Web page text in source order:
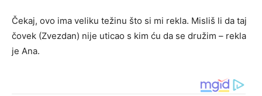
Čekaj, ovo ima veliku težinu što si mi rekla. Misliš li da taj
čovek (Zvezdan) nije uticao s kim ću da se družim – rekla
je Ana.